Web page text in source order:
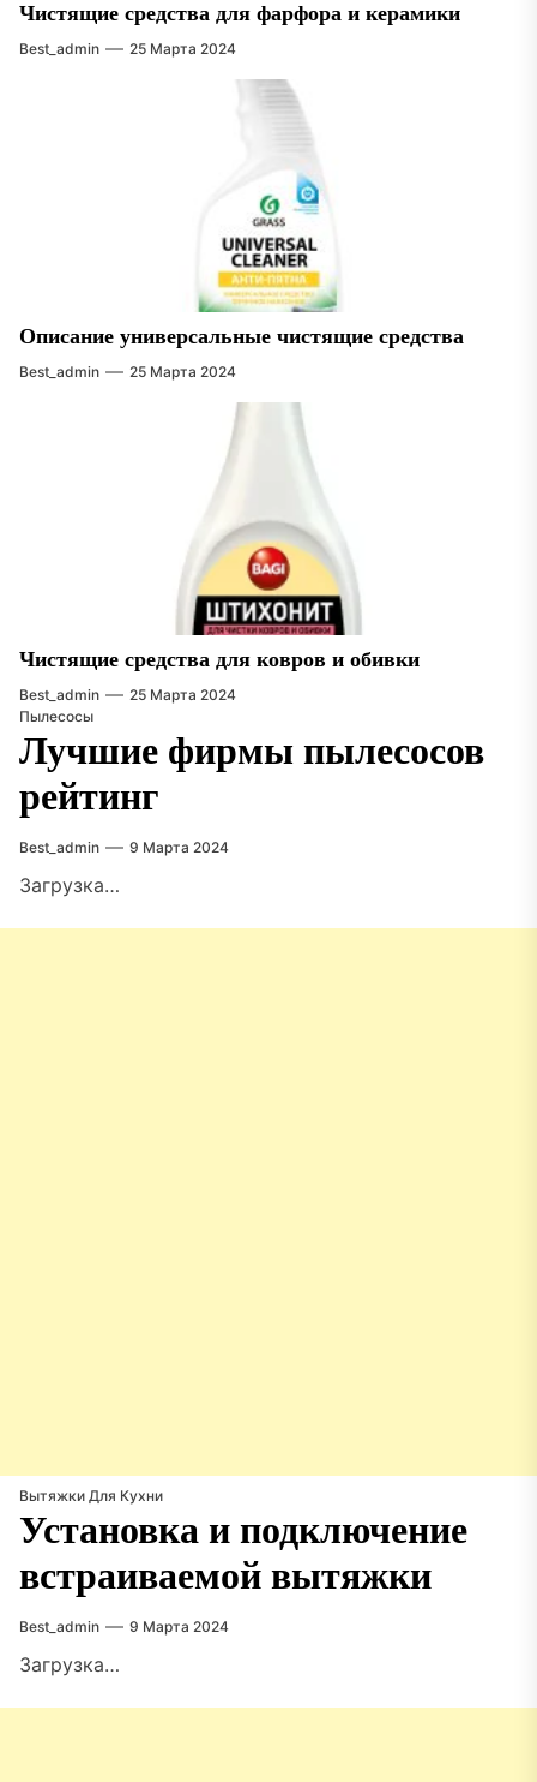
Чистящие средства для фарфора и керамики
Best_admin 25 Марта 2024
Описание универсальные чистящие средства
Best_admin 25 Марта 2024
Чистящие средства для ковров и обивки
Best_admin
25 Марта 2024
Пылесосы
Лучшие фирмы пылесосов
рейтинг
Best_admin 9 Марта 2024
Загрузка…
Вытяжки Для Кухни
Установка и подключение
встраиваемой вытяжки
Best_admin 9 Марта 2024
Загрузка…